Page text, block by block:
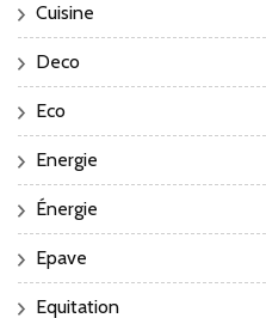
Cuisine
Deco
Eco
Energie
Énergie
Epave
Equitation